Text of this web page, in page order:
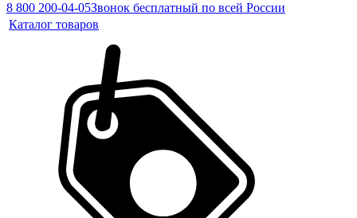
8 800 200-04-05Звонок бесплатный по всей России
Каталог товаров